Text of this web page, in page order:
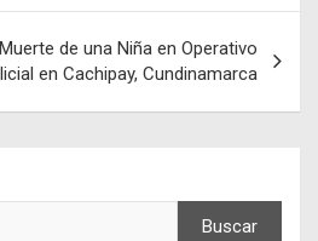
de una Niña en Operativo
en Cachipay, Cundinamarca
Buscar